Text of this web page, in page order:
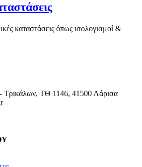
καταστάσεις όπως ισολογισμοί &
Τρικάλων, ΤΘ 1146, 41500 Λάρισα